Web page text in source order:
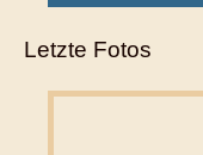
Letzte Fotos